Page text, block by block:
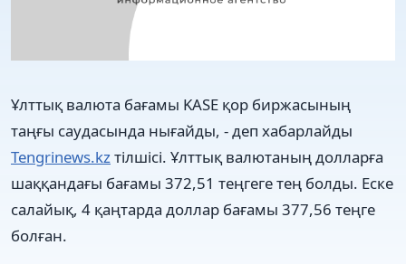
Ұлттық валюта бағамы KASE қор биржасының
таңғы саудасында нығайды, - деп хабарлайды
Tengrinews.kz тілшісі. Ұлттық валютаның долларға
шаққандағы бағамы 372,51 теңгеге тең болды. Еске
салайық, 4 қаңтарда доллар бағамы 377,56 теңге
болған.